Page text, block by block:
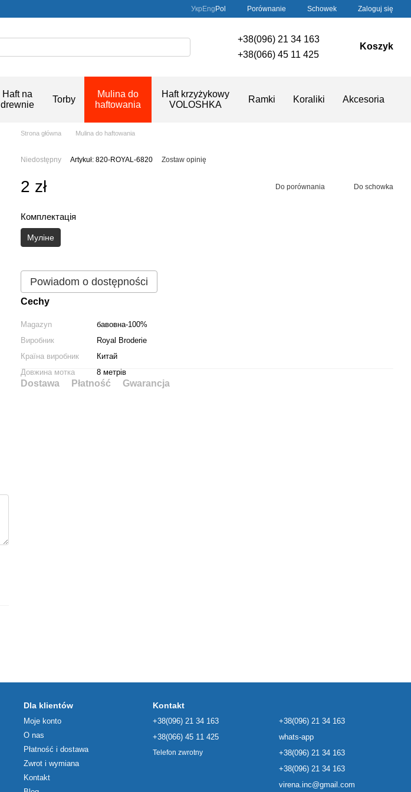
Укр Eng Pol Porównanie Schowek Zaloguj się
+38(096) 21 34 163
+38(066) 45 11 425
Koszyk
Haft na
drewnie
Torby
Mulina do
haftowania
Haft krzyżykowy
VOLOSHKA
Ramki Koraliki Akcesoria
Strona główna Mulina do haftowania
Niedostępny Artykuł: 820-ROYAL-6820 Zostaw opinię
2 zł Do porównania Do schowka
Комплектація
Муліне
Powiadom o dostępności
Cechy
Magazyn
бавовна-100%
Виробник
Royal Broderie
Країна виробник
Китай
Довжина мотка
8 метрів
Dostawa Płatność Gwarancja
Dla klientów
Moje konto
O nas
Płatność i dostawa
Zwrot i wymiana
Kontakt
Kontakt
+38(096) 21 34 163
+38(066) 45 11 425
Telefon zwrotny
+38(096) 21 34 163
whats-app
+38(096) 21 34 163
+38(096) 21 34 163
virena.inc@gmail.com